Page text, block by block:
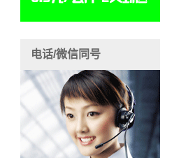
电话/微信同号